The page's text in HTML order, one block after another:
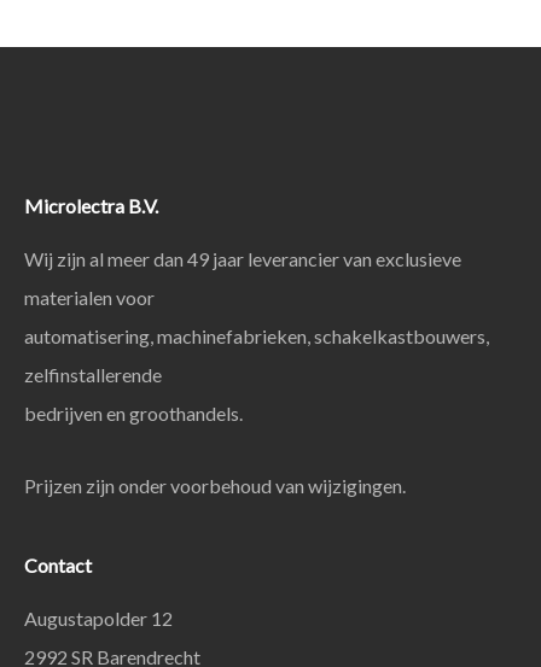
Microlectra B.V.
Wij zijn al meer dan 49 jaar leverancier van exclusieve
materialen voor
automatisering, machinefabrieken, schakelkastbouwers,
zelfinstallerende
bedrijven en groothandels.
Prijzen zijn onder voorbehoud van wijzigingen.
Contact
Augustapolder 12
2992 SR Barendrecht